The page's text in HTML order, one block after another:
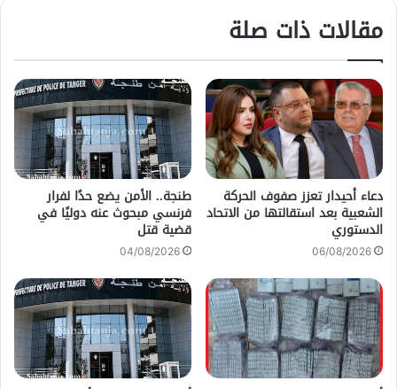
مقالات ذات صلة
دعاء أحيدار تعزز صفوف الحركة
الشعبية بعد استقالتها من الاتحاد
الدستوري
06/08/2026
طنجة.. الأمن يضع حدًا لفرار
فرنسي مبحوث عنه دوليًا في
قضية قتل
04/08/2026